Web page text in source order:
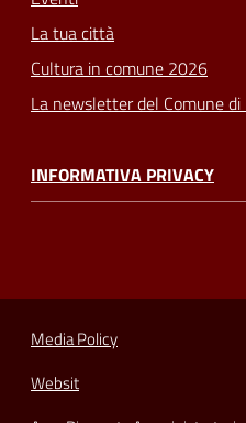
La tua città
Cultura in comune 2026
La newsletter del Comune
INFORMATIVA PRIVACY
Media Policy
Websit